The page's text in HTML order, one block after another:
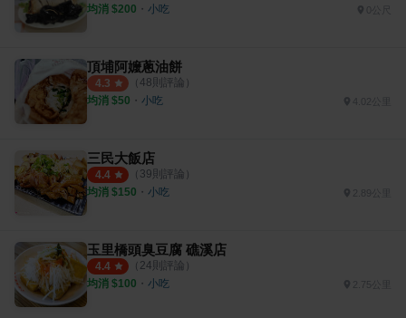
均消 $200 ・ 小吃
頂埔阿嬤蔥油餅
4.3 （ 48則評論）
均消 $50 ・ 小吃 4.02公里
三民大飯店
4.4 （ 39則評論）
均消 $150 ・ 小吃
玉里橋頭臭豆腐 礁溪店
4.4 （ 24則評論）
均消 $100 ・ 小吃 2.75公里